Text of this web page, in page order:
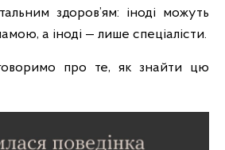
здоров’ям: іноді можуть
а іноді — лише спеціалісти.
про те, як знайти цю